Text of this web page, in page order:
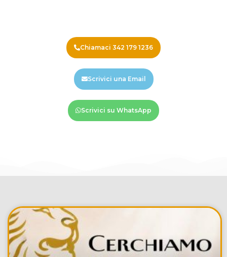
Chiamaci 342 179 1236
Scrivici una Email
Scrivici su WhatsApp